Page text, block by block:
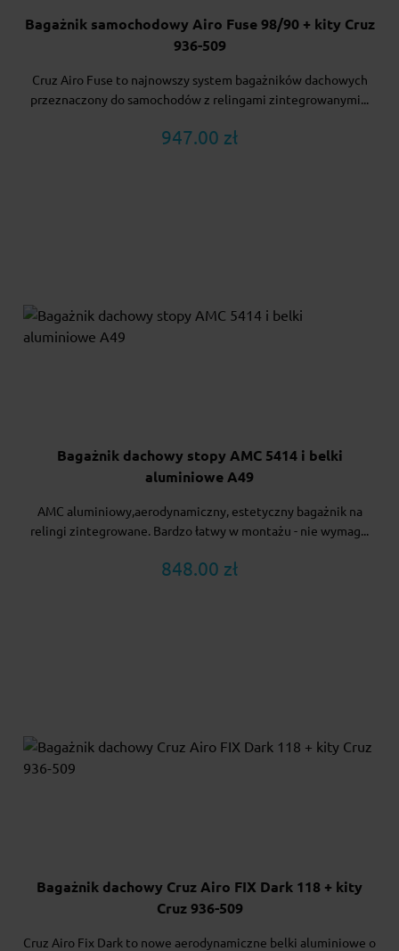
Bagażnik samochodowy Airo Fuse 98/90 + kity Cruz
936-509
Cruz Airo Fuse to najnowszy system bagażników dachowych
przeznaczony do samochodów z relingami zintegrowanymi...
947.00 zł
Bagażnik dachowy stopy AMC 5414 i belki
aluminiowe A49
AMC aluminiowy,aerodynamiczny, estetyczny bagażnik na
relingi zintegrowane. Bardzo łatwy w montażu - nie wymag...
848.00 zł
Bagażnik dachowy Cruz Airo FIX Dark 118 + kity
Cruz 936-509
Cruz Airo Fix Dark to nowe aerodynamiczne belki aluminiowe o